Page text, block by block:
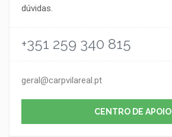
dúvidas.
+351 259 340 815
geral@carpvilareal.pt
CENTRO DE APOIO